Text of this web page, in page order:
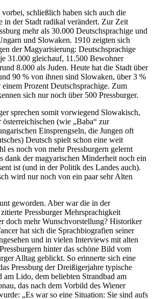
schließlich haben sich auch die
in der Stadt radikal verändert. Zur Zeit
mehr als 30.000 Deutschsprachige und
und Slowaken. 1910 zeigten sich
der Magyarisierung: Deutschsprachige
31.000 gleichauf, 11.500 Bewohner
8.000 als Juden. Heute hat die Stadt über
90 % von ihnen sind Slowaken, über 3 %
Prozent Deutschsprachige. Zum
sich nur noch über 500 Pressburger.
sprechen somit vorwiegend Slowakisch,
(wie „Baba“ zur
Einsprengseln, die Jungen oft
Deutsch spielt schon eine weit
es noch von mehr Pressburgern gelernt
dank der magyarischen Minderheit noch ein
ist (und in der Politik des Landes auch).
wird nur noch von ein paar sehr Alten
geworden. Aber war die in der
Pressburger Mehrsprachigkeit
doch mehr Wunschvorstellung? Historiker
hat sich die Sprachbiografien seiner
und in vielen Interviews mit alten
hinter das schöne Bild vom
Alltag geblickt. So erinnerte sich eine
Pressburg der Dreißigerjahre typische
Lido, dem beliebten Strandbad am
das nach dem Vorbild des Wiener
„Es war so eine Situation: Sie sind aufs